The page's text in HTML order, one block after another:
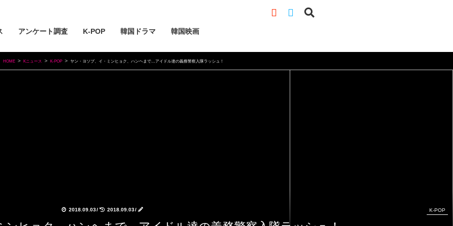
アンケート調査 K-POP 韓国ドラマ 韓国映画
HOME Kニュース K-POP ヤン・ヨソプ、イ・ミンヒョク、ハンヘまで…アイドル達の義務警察入隊ラッシュ！
2018.09.03/ 2018.09.03/ K-POP